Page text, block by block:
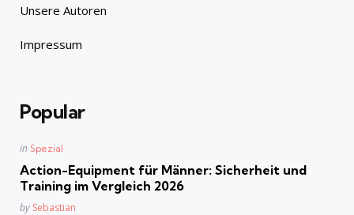
Unsere Autoren
Impressum
Popular
Posted
in Spezial
Action-Equipment für Männer: Sicherheit und
Training im Vergleich 2026
Posted
by Sebastian